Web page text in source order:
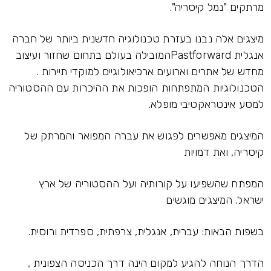
מרתקים "נמל קיסריה".
מיצגים אלה נבנו בעזרת טכנולוגיה חדשנית ביותר של חברה
אנגלית Pastforwardהמובילה בעולם בתחום שחזור ועיצוב
מחדש של אתרים וארועים ארכיאולוגיים למוקדי תיירות .
הטכנולוגיות המתפתחות הופכות את ההיכרות עם ההסטוריה
למסע אינטראקטיבי מופלא.
המיצגים מאפשרים לפגוש את עברה המפואר והמרתק של
קיסריה, ואת דמויות
המפתח שהשפיעו על קורותיה ועל ההסטוריה של ארץ
ישראל. המיצגים מוגשים
בשפות הבאות: עברית, אנגלית, צרפתית, ספרדית ורוסית.
הדרך הנוחה להגיע למקום הינה דרך הכניסה הצפונית ,